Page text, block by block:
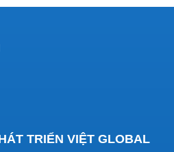
TRIỂN VIỆT GLOBAL